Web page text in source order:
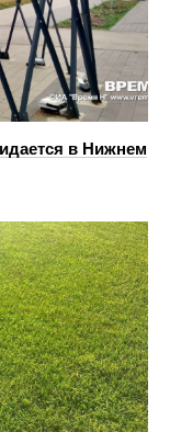
в Нижнем